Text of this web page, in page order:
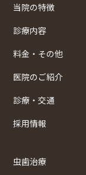
当院の特徴
診療内容
料金・その他
医院のご紹介
診療・交通
採用情報
虫歯治療